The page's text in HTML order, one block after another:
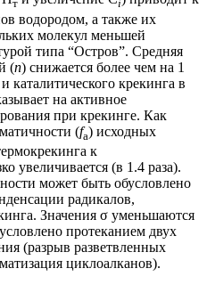
т i
водородом, а также их
молекул меньшей
типа “Остров”. Средняя
(n) снижается более чем на 1
каталитического крекинга в
на активное
при крекинге. Как
(fa) исходных
к
увеличивается (в 1.4 раза).
может быть обусловлено
радикалов,
Значения σ уменьшаются
протеканием двух
(разрыв разветвленных
циклоалканов).